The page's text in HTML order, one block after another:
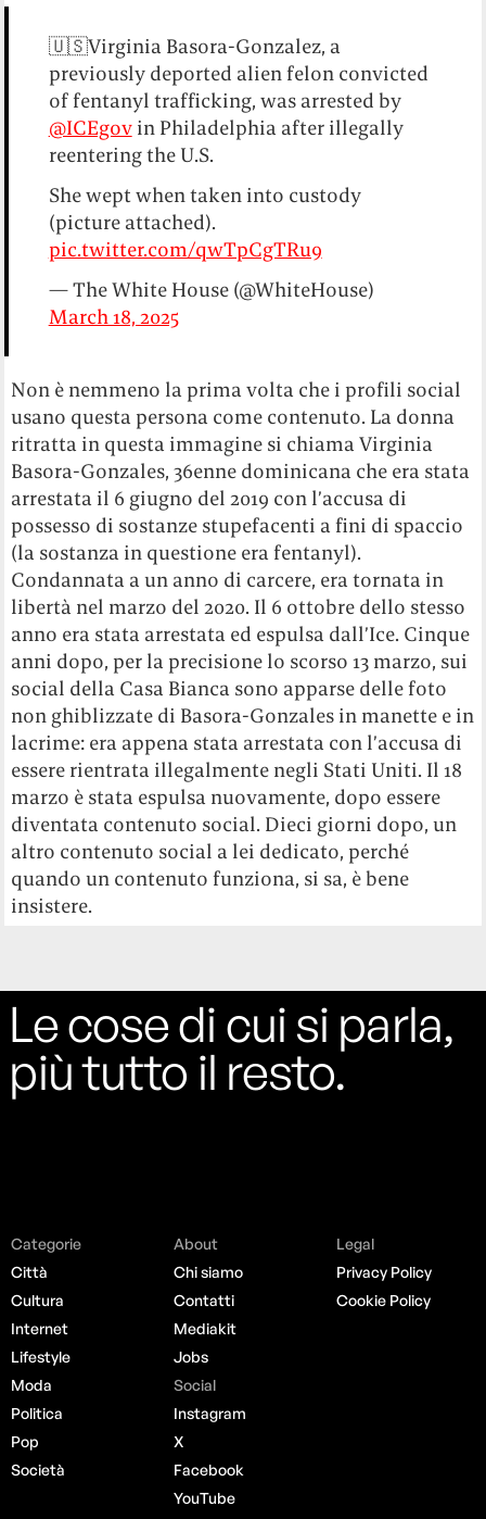
🇺🇸Virginia Basora-Gonzalez, a
previously deported alien felon convicted
of fentanyl trafficking, was arrested by
@ICEgovin Philadelphia after illegally
reentering the U.S.
She wept when taken into custody
(picture attached).
pic.twitter.com/qwTpCgTRu9
— The White House (@WhiteHouse)
March 18, 2025
Non è nemmeno la prima volta che i profili social
usano questa persona come contenuto. La donna
ritratta in questa immagine si chiama Virginia
Basora-Gonzales, 36enne dominicana che era stata
arrestata il 6 giugno del 2019 con l’accusa di
possesso di sostanze stupefacenti a fini di spaccio
(la sostanza in questione era fentanyl).
Condannata a un anno di carcere, era tornata in
libertà nel marzo del 2020. Il 6 ottobre dello stesso
anno era stata arrestata ed espulsa dall’Ice. Cinque
anni dopo, per la precisione lo scorso 13 marzo, sui
social della Casa Bianca sono apparse delle foto
non ghiblizzate di Basora-Gonzales in manette e in
lacrime: era appena stata arrestata con l’accusa di
essere rientrata illegalmente negli Stati Uniti. Il 18
marzo è stata espulsa nuovamente, dopo essere
diventata contenuto social. Dieci giorni dopo, un
altro contenuto social a lei dedicato, perché
quando un contenuto funziona, si sa, è bene
insistere.
Le cose di cui si parla,
più tutto il resto.
Categorie
Città
Cultura
Internet
Lifestyle
Moda
Politica
Pop
Società
About
Chi siamo
Contatti
Mediakit
Jobs
Social
Instagram
X
Facebook
YouTube
Legal
Privacy Policy
Cookie Policy